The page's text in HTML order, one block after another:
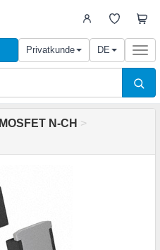
Privatkunde DE
MOSFET N-CH >